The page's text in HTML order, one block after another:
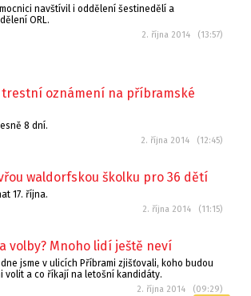
navštívil i oddělení šestinedělí a
ORL.
2. října 2014 (13:57)
trestní oznámení na příbramské
8 dní.
2. října 2014 (12:45)
waldorfskou školku pro 36 dětí
17. října.
2. října 2014 (11:15)
volby? Mnoho lidí ještě neví
jsme v ulicích Příbrami zjišťovali, koho budou
volit a co říkají na letošní kandidáty.
2. října 2014 (09:29)